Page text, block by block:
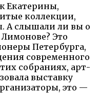
Екатерины,
коллекции,
А слышали ли вы о
Это
Петербурга,
современного
собраниях, арт-
выставку
это —